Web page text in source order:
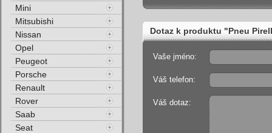
Dotaz k produktu "Pneu
Vaše jméno:
Váš telefon:
Váš dotaz:
Mini
Mitsubishi
Nissan
Opel
Peugeot
Porsche
Renault
Rover
Saab
Seat